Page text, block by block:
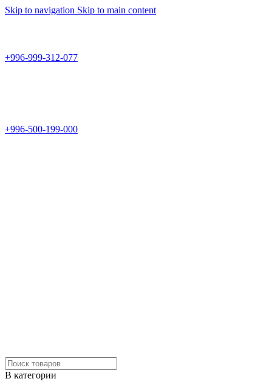
Skip to navigation Skip to main content
+996-999-312-077
+996-500-199-000
В категории